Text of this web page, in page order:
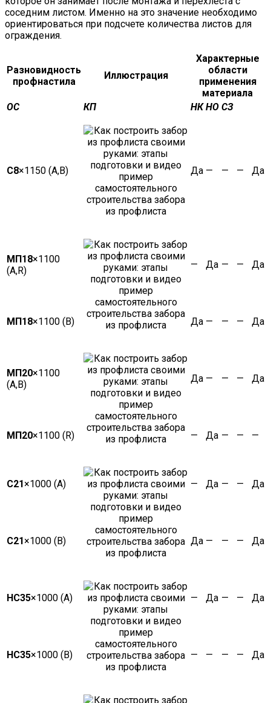
соседним листом. Именно на это значение необходимо
ориентироваться при подсчете количества листов для
ограждения.
Разновидность
профнастила
Иллюстрация
Характерные
области
применения
материала
ОС
КП НК НО СЗ
С8×1150 (А,В) Да — — — Да
МП18×1100
(А,R)
— Да — — Да
МП18×1100 (В) Да — — — Да
МП20×1100
(А,В)
Да — — — Да
МП20×1100 (R) — Да — — —
C21×1000 (А) — Да — — Да
С21×1000 (В) Да — — — Да
НС35×1000 (А) — Да — — Да
НС35×1000 (В) — — — — Да